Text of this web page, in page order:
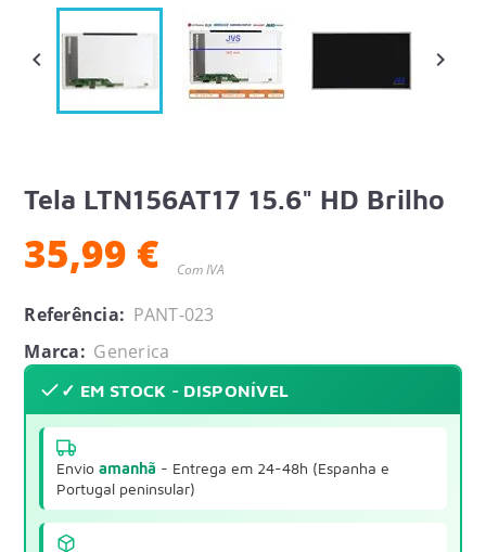
 
Tela LTN156AT17 15.6" HD Brilho
35,99 € Com IVA
Referência: PANT-023
Marca: Generica
✓ EM STOCK - DISPONÍVEL
Envioamanhã - Entrega em 24-48h (Espanha e
Portugal peninsular)